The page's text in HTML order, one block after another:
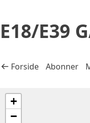
E18/E39
Tilbake til
Forside Abonner
+
−